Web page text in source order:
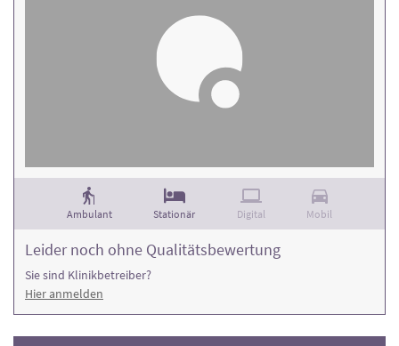
Ambulant Stationär Digital Mobil
Leider noch ohne Qualitätsbewertung
Sie sind Klinikbetreiber?
Hier anmelden